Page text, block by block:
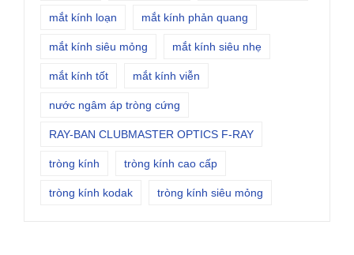
mắt kính loạn mắt kính phản quang
mắt kính siêu mỏng mắt kính siêu nhẹ
mắt kính tốt mắt kính viễn
nước ngâm áp tròng cứng
RAY-BAN CLUBMASTER OPTICS F-RAY
tròng kính tròng kính cao cấp
tròng kính kodak tròng kính siêu mỏng